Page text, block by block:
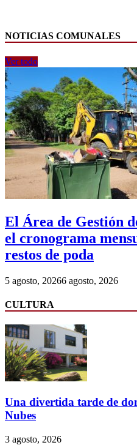
NOTICIAS COMUNALES
Ver todo
El Área de Gestión
el cronograma
restos de poda
5 agosto, 20266 agosto, 2026
CULTURA
Una divertida tarde de
Nubes
3 agosto, 2026